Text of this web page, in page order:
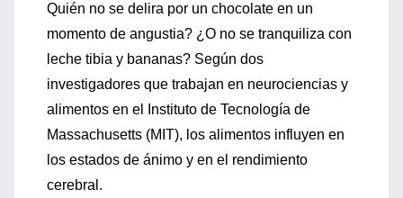
Quién no se delira por un chocolate en un
momento de angustia? ¿O no se tranquiliza con
leche tibia y bananas? Según dos
investigadores que trabajan en neurociencias y
alimentos en el Instituto de Tecnología de
Massachusetts (MIT), los alimentos influyen en
los estados de ánimo y en el rendimiento
cerebral.